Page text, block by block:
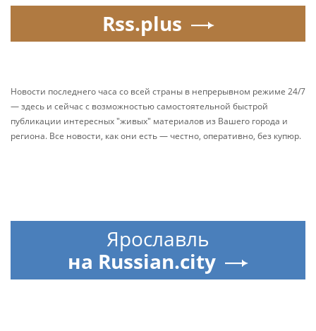
Rss.plus
Новости последнего часа со всей страны в непрерывном режиме 24/7
— здесь и сейчас с возможностью самостоятельной быстрой
публикации интересных "живых" материалов из Вашего города и
региона. Все новости, как они есть — честно, оперативно, без купюр.
Ярославль
на Russian.city